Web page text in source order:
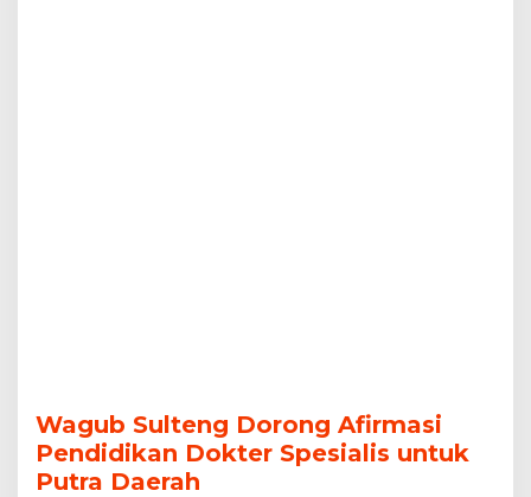
Wagub Sulteng Dorong Afirmasi
Pendidikan Dokter Spesialis untuk
Putra Daerah